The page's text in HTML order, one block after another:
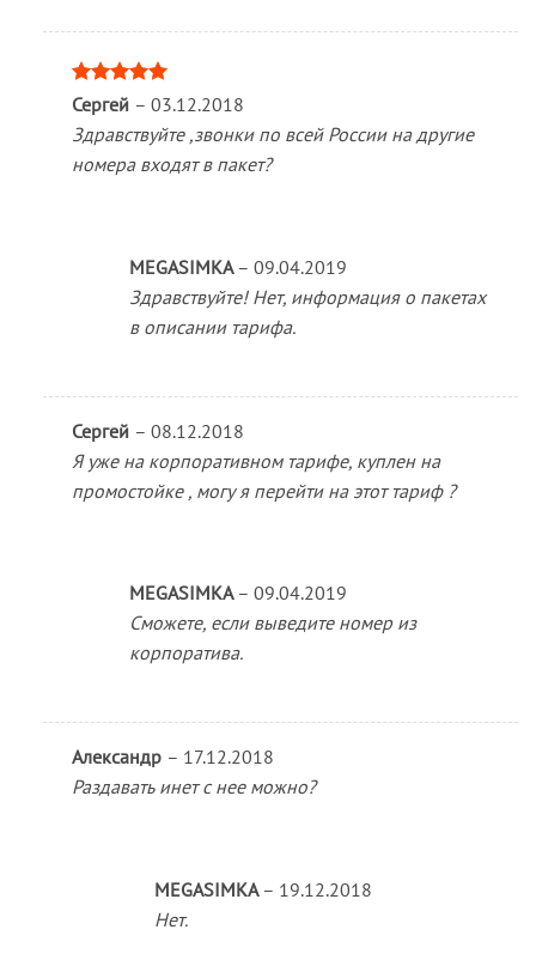
Оценка
5
из 5
Сергей – 03.12.2018
Здравствуйте ,звонки по всей России на другие
номера входят в пакет?
MEGASIMKA – 09.04.2019
Здравствуйте! Нет, информация о пакетах
в описании тарифа.
Сергей – 08.12.2018
Я уже на корпоративном тарифе, куплен на
промостойке , могу я перейти на этот тариф ?
MEGASIMKA – 09.04.2019
Сможете, если выведите номер из
корпоратива.
Александр – 17.12.2018
Раздавать инет с нее можно?
MEGASIMKA – 19.12.2018
Нет.